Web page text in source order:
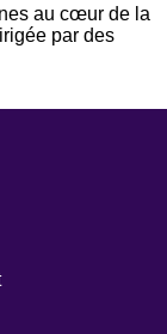
au cœur de la
par des